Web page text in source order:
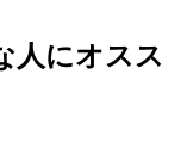
人にオスス